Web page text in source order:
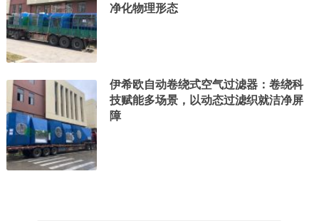
净化物理形态
伊希欧自动卷绕式空气过滤器：卷绕科
技赋能多场景，以动态过滤织就洁净屏
障